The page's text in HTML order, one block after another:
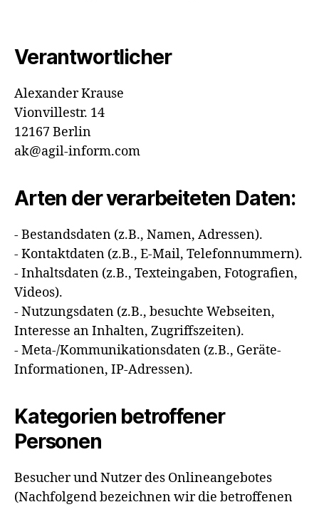
Verantwortlicher
Alexander Krause
Vionvillestr. 14
12167 Berlin
ak@agil-inform.com
Arten der verarbeiteten Daten:
- Bestandsdaten (z.B., Namen, Adressen).
- Kontaktdaten (z.B., E-Mail, Telefonnummern).
- Inhaltsdaten (z.B., Texteingaben, Fotografien,
Videos).
- Nutzungsdaten (z.B., besuchte Webseiten,
Interesse an Inhalten, Zugriffszeiten).
- Meta-/Kommunikationsdaten (z.B., Geräte-
Informationen, IP-Adressen).
Kategorien betroffener
Personen
Besucher und Nutzer des Onlineangebotes
(Nachfolgend bezeichnen wir die betroffenen